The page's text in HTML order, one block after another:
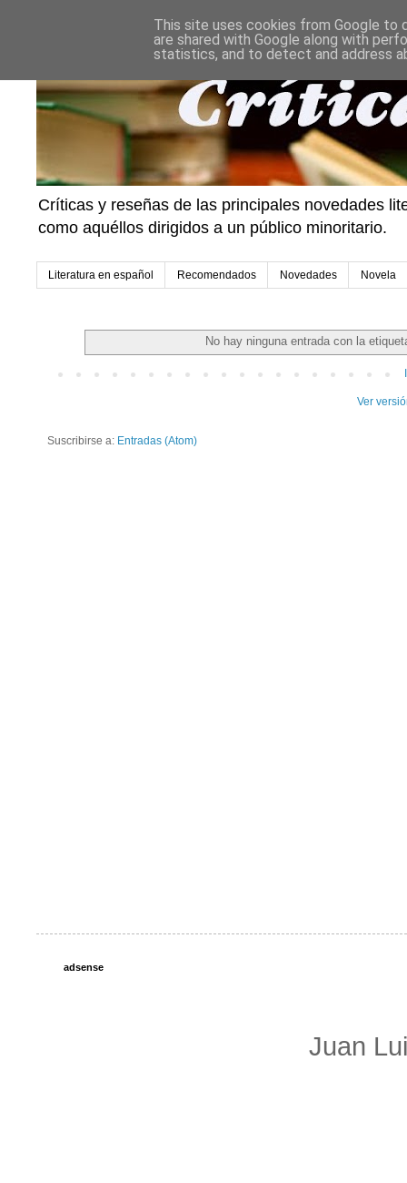
Críticas y reseñas de las principales novedades
como aquéllos dirigidos a un público minoritario.
Literatura en español Recomendados Novedades Novela
No hay ninguna entrada con la
Ver
Suscribirse a: Entradas (Atom)
adsense
Juan
This site uses cookies from Google to
are shared with Google along with
statistics, and to detect and address